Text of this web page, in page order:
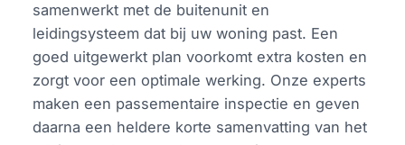
samenwerkt met de buitenunit en
leidingsysteem dat bij uw woning past. Een
goed uitgewerkt plan voorkomt extra kosten en
zorgt voor een optimale werking. Onze experts
maken een passementaire inspectie en geven
daarna een heldere korte samenvatting van het